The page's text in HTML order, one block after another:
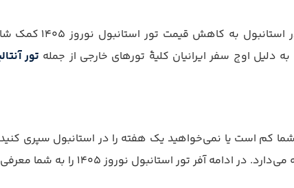
رفتن به استانبول
تور
است یا نمی‌خواهید یک هفته را در استانبول سپری کنید